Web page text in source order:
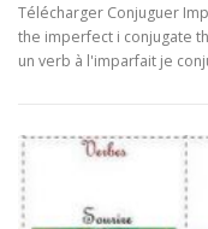
Télécharger Conjuguer
the imperfect i conjugate
un verb à l'imparfait je